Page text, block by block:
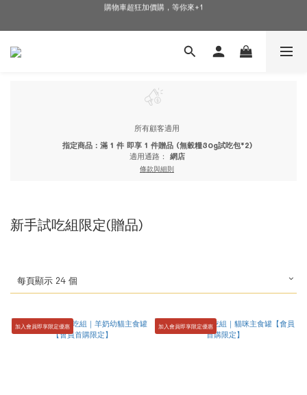
購物車超狂加價購，等你來+1
🎉加入會員即可享有驚喜優惠🎉
所有顧客適用
指定商品：滿 1 件 即享 1 件贈品 (無穀糧30g試吃包*2)
適用通路： 網店
條款與細則
新手試吃組限定(贈品)
每頁顯示 24 個
加入會員即享限定優惠 加入會員即享限定優惠